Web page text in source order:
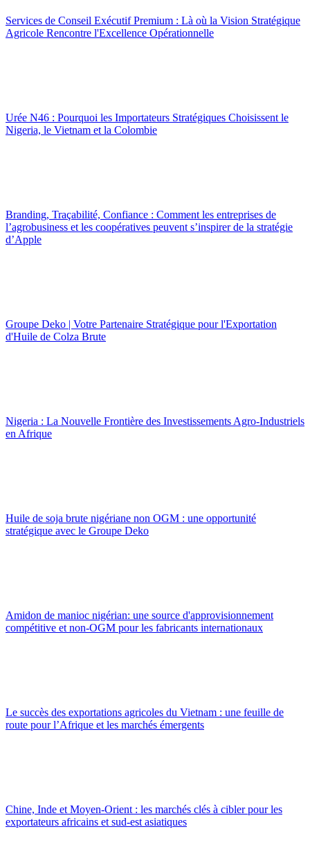
Services de Conseil Exécutif Premium : Là où la Vision Stratégique
Agricole Rencontre l'Excellence Opérationnelle
Urée N46 : Pourquoi les Importateurs Stratégiques Choisissent le
Nigeria, le Vietnam et la Colombie
Branding, Traçabilité, Confiance : Comment les entreprises de
l’agrobusiness et les coopératives peuvent s’inspirer de la stratégie
d’Apple
Groupe Deko | Votre Partenaire Stratégique pour l'Exportation
d'Huile de Colza Brute
Nigeria : La Nouvelle Frontière des Investissements Agro-Industriels
en Afrique
Huile de soja brute nigériane non OGM : une opportunité
stratégique avec le Groupe Deko
Amidon de manioc nigérian: une source d'approvisionnement
compétitive et non-OGM pour les fabricants internationaux
Le succès des exportations agricoles du Vietnam : une feuille de
route pour l’Afrique et les marchés émergents
Chine, Inde et Moyen-Orient : les marchés clés à cibler pour les
exportateurs africains et sud-est asiatiques